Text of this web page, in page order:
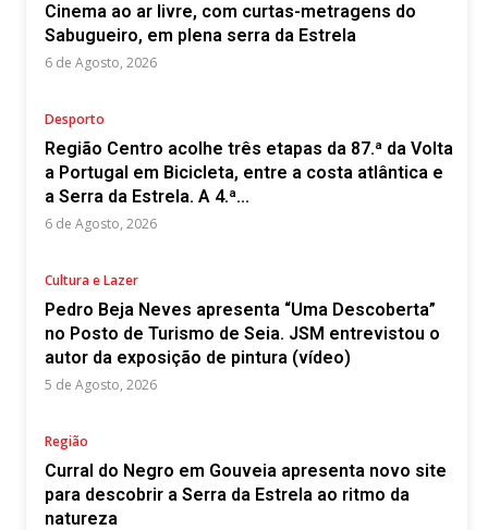
Cinema ao ar livre, com curtas-metragens do
Sabugueiro, em plena serra da Estrela
6 de Agosto, 2026
Desporto
Região Centro acolhe três etapas da 87.ª da Volta
a Portugal em Bicicleta, entre a costa atlântica e
a Serra da Estrela. A 4.ª...
6 de Agosto, 2026
Cultura e Lazer
Pedro Beja Neves apresenta “Uma Descoberta”
no Posto de Turismo de Seia. JSM entrevistou o
autor da exposição de pintura (vídeo)
5 de Agosto, 2026
Região
Curral do Negro em Gouveia apresenta novo site
para descobrir a Serra da Estrela ao ritmo da
natureza